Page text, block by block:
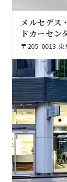
メルセデス
ドカーセン
〒205-0013